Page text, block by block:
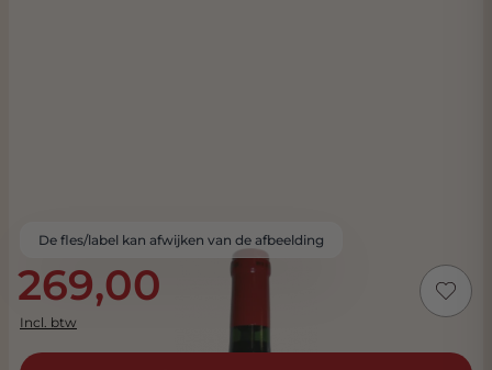
De fles/label kan afwijken van de afbeelding
269,00
Incl. btw